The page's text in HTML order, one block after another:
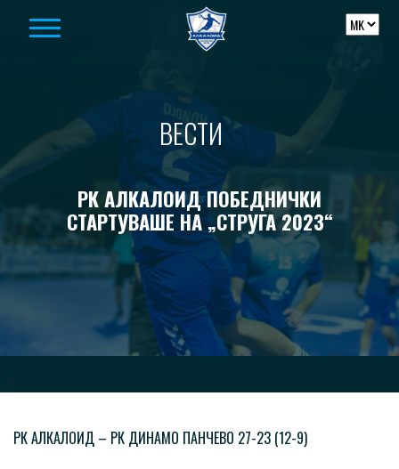
ВЕСТИ
РК АЛКАЛОИД ПОБЕДНИЧКИ
СТАРТУВАШЕ НА „СТРУГА 2023“
-->
РК АЛКАЛОИД – РК ДИНАМО ПАНЧЕВО 27-23 (12-9)